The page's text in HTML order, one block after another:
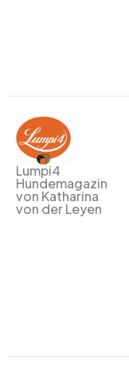
Lumpi4
Hundemagazin
von Katharina
von der Leyen